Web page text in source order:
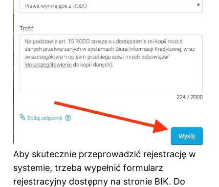
Aby skutecznie przeprowadzić rejestrację w
systemie, trzeba wypełnić formularz
rejestracyjny dostępny na stronie BIK. Do